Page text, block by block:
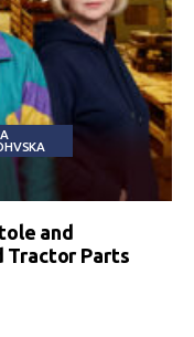
and
Tractor Parts